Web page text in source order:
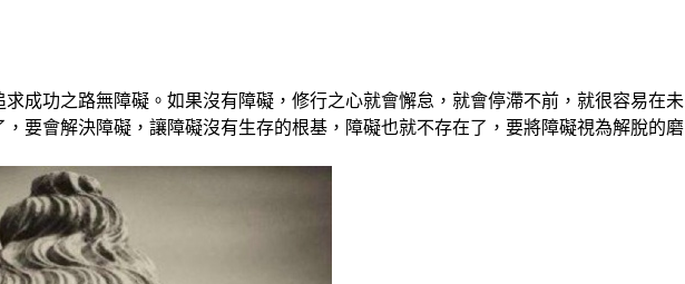
成功之路無障礙。如果沒有障礙，修行之心就會懈怠，就會停滯不前，就很容易在未
要會解決障礙，讓障礙沒有生存的根基，障礙也就不存在了，要將障礙視為解脫的磨